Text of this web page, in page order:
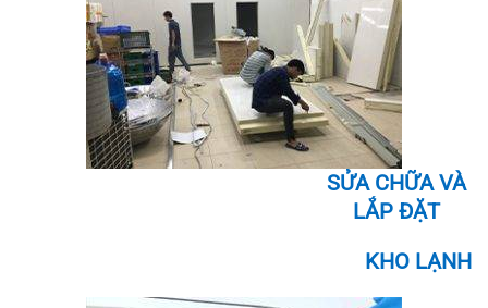
SỬA CHỮA VÀ
LẮP ĐẶT
KHO LẠNH